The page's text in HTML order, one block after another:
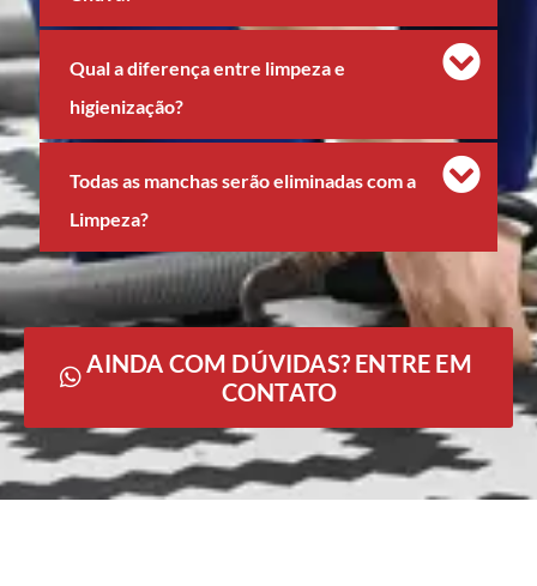
Qual a diferença entre limpeza e
higienização?
Todas as manchas serão eliminadas com a
Limpeza?
AINDA COM DÚVIDAS? ENTRE EM
CONTATO